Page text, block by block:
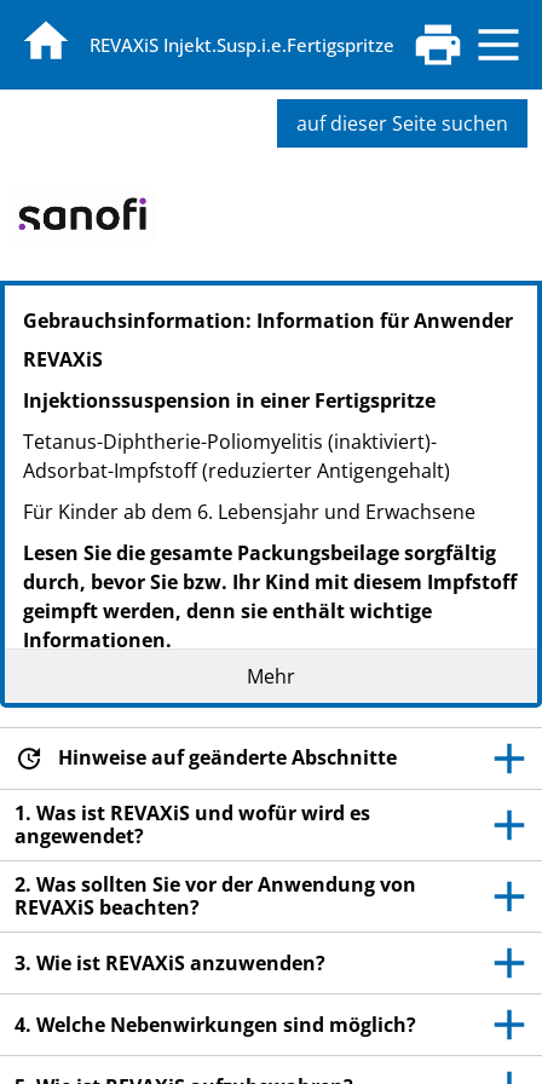
REVAXiS Injekt.Susp.i.e.Fertigspritze
auf dieser Seite suchen
PZN: 08645759
PPN: 110864575986
NTIN: 04150086457598
PPN: 110864576552
NTIN: 04150086457659
Gebrauchsinformation: Information für Anwender
REVAXiS
Injektionssuspension in einer Fertigspritze
Tetanus-Diphtherie-Poliomyelitis (inaktiviert)-
Adsorbat-Impfstoff (reduzierter Antigengehalt)
Für Kinder ab dem 6. Lebensjahr und Erwachsene
Lesen Sie die gesamte Packungsbeilage sorgfältig
durch, bevor Sie bzw. Ihr Kind mit diesem Impfstoff
geimpft werden, denn sie enthält wichtige
Informationen.
Heben Sie die Packungsbeilage auf. Vielleicht
möchten Sie diese später nochmals lesen.
bitte an Ihren Arzt, Apotheker oder das
medizinische Fachpersonal.
Dieser Impfstoff wurde Ihnen bzw. Ihrem Kind
persönlich verschrieben. Geben Sie ihn nicht an
Dritte weiter.
Wenn Sie bzw. Ihr Kind Nebenwirkungen
bemerken, wenden Sie sich bitte an Ihren Arzt,
Apotheker oder das medizinische Fachpersonal.
Dies gilt auch für Nebenwirkungen, die nicht in
dieser Packungsbeilage angegeben sind. Siehe
Mehr
Hinweise auf geänderte Abschnitte
1. Was ist REVAXiS und wofür wird es
angewendet?
2. Was sollten Sie vor der Anwendung von
REVAXiS beachten?
3. Wie ist REVAXiS anzuwenden?
4. Welche Nebenwirkungen sind möglich?